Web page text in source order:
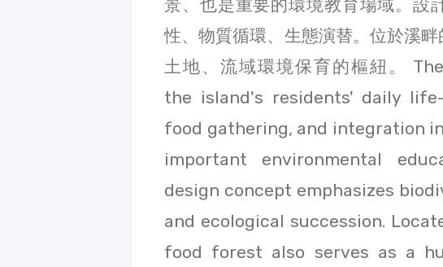
景、也是重要的環境教育場域。設
性、物質循環、生態演替。位於溪
土地、流域環境保育的樞紐。
the island's residents' daily
food gathering, and integration
important environmental
design concept emphasizes
and ecological succession.
food forest also serves as a